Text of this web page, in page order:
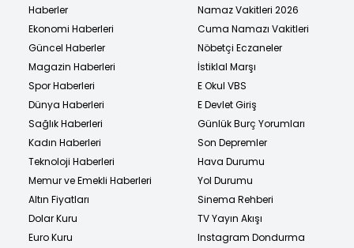
Haberler
Ekonomi Haberleri
Güncel Haberler
Magazin Haberleri
Spor Haberleri
Dünya Haberleri
Sağlık Haberleri
Kadın Haberleri
Teknoloji Haberleri
Memur ve Emekli Haberleri
Altın Fiyatları
Dolar Kuru
Euro Kuru
Namaz Vakitleri 2026
Cuma Namazı Vakitleri
Nöbetçi Eczaneler
İstiklal Marşı
E Okul VBS
E Devlet Giriş
Günlük Burç Yorumları
Son Depremler
Hava Durumu
Yol Durumu
Sinema Rehberi
TV Yayın Akışı
Instagram Dondurma